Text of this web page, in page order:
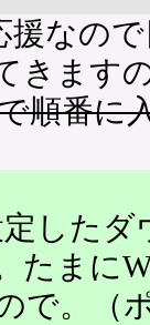
援なの
きます
順番に
したダ
たまに
で。（